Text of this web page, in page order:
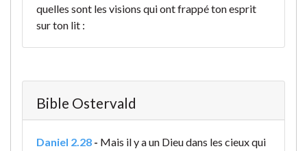
quelles sont les visions qui ont frappé ton esprit
sur ton lit :
Bible Ostervald
Daniel 2.28 - Mais il y a un Dieu dans les cieux qui